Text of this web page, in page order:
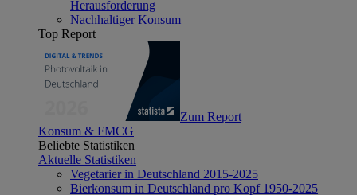
Herausforderung
Nachhaltiger Konsum
Top Report
Zum Report
Konsum & FMCG
Beliebte Statistiken
Aktuelle Statistiken
Vegetarier in Deutschland 2015-2025
Bierkonsum in Deutschland pro Kopf 1950-2025